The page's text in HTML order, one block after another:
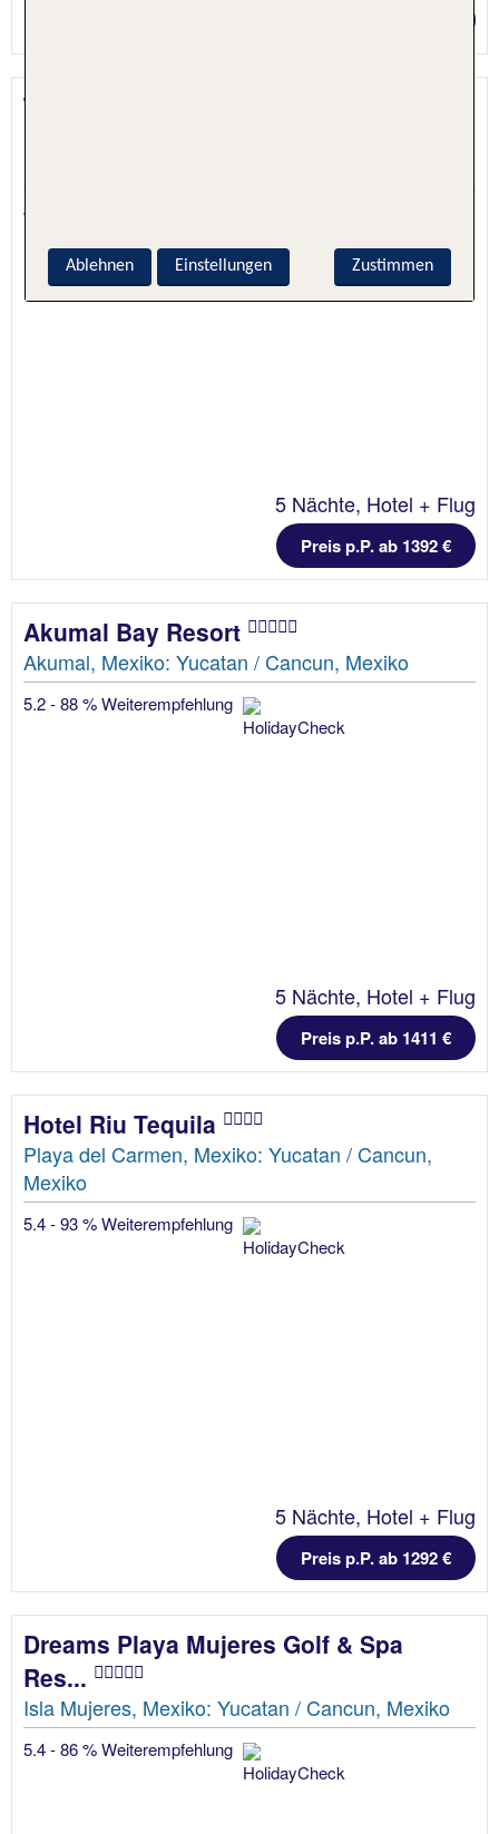
TUI BLUE El Dorado Seaside Palms
4.7 - 60 % Weiterempfehlung
5 Nächte, Hotel + Flug
Preis p.P. ab 1392 €
Akumal Bay Resort
Akumal, Mexiko: Yucatan / Cancun, Mexiko
5.2 - 88 % Weiterempfehlung
5 Nächte, Hotel + Flug
Preis p.P. ab 1411 €
Hotel Riu Tequila
Playa del Carmen, Mexiko: Yucatan / Cancun,
Mexiko
5.4 - 93 % Weiterempfehlung
5 Nächte, Hotel + Flug
Preis p.P. ab 1292 €
Dreams Playa Mujeres Golf & Spa
Res...
Isla Mujeres, Mexiko: Yucatan / Cancun, Mexiko
5.4 - 86 % Weiterempfehlung
Zustimmen
Ablehnen Einstellungen